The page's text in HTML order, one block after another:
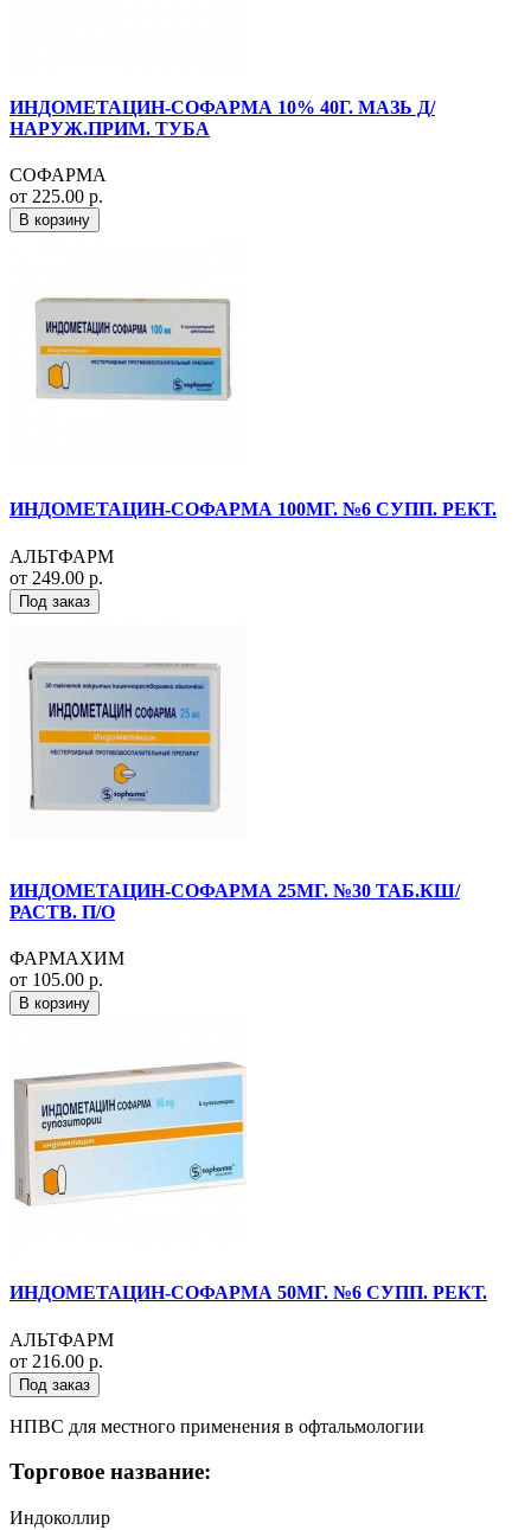
ИНДОМЕТАЦИН-СОФАРМА 10% 40Г. МАЗЬ Д/
НАРУЖ.ПРИМ. ТУБА
СОФАРМА
от 225.00 р.
В корзину
ИНДОМЕТАЦИН-СОФАРМА 100МГ. №6 СУПП. РЕКТ.
АЛЬТФАРМ
от 249.00 р.
Под заказ
ИНДОМЕТАЦИН-СОФАРМА 25МГ. №30 ТАБ.КШ/
РАСТВ. П/О
ФАРМАХИМ
от 105.00 р.
В корзину
ИНДОМЕТАЦИН-СОФАРМА 50МГ. №6 СУПП. РЕКТ.
АЛЬТФАРМ
от 216.00 р.
Под заказ
НПВС для местного применения в офтальмологии
Торговое название:
Индоколлир